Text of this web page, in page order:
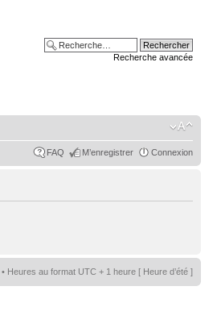
Recherche avancée
FAQ M’enregistrer Connexion
• Heures au format UTC + 1 heure [ Heure d’été ]